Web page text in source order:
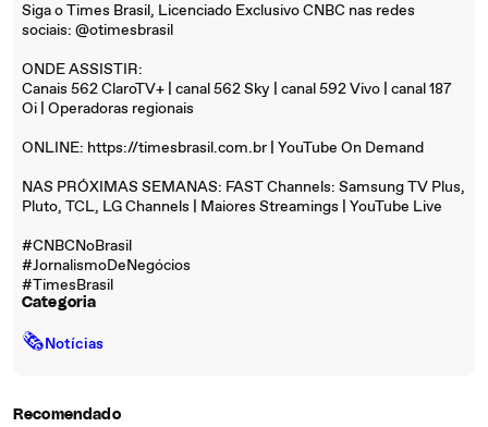
Siga o Times Brasil, Licenciado Exclusivo CNBC nas redes
sociais: @otimesbrasil
ONDE ASSISTIR:
Canais 562 ClaroTV+ | canal 562 Sky | canal 592 Vivo | canal 187
Oi | Operadoras regionais
ONLINE: https://timesbrasil.com.br | YouTube On Demand
NAS PRÓXIMAS SEMANAS: FAST Channels: Samsung TV Plus,
Pluto, TCL, LG Channels | Maiores Streamings | YouTube Live
#CNBCNoBrasil
#JornalismoDeNegócios
#TimesBrasil
Categoria
🗞Notícias
Recomendado